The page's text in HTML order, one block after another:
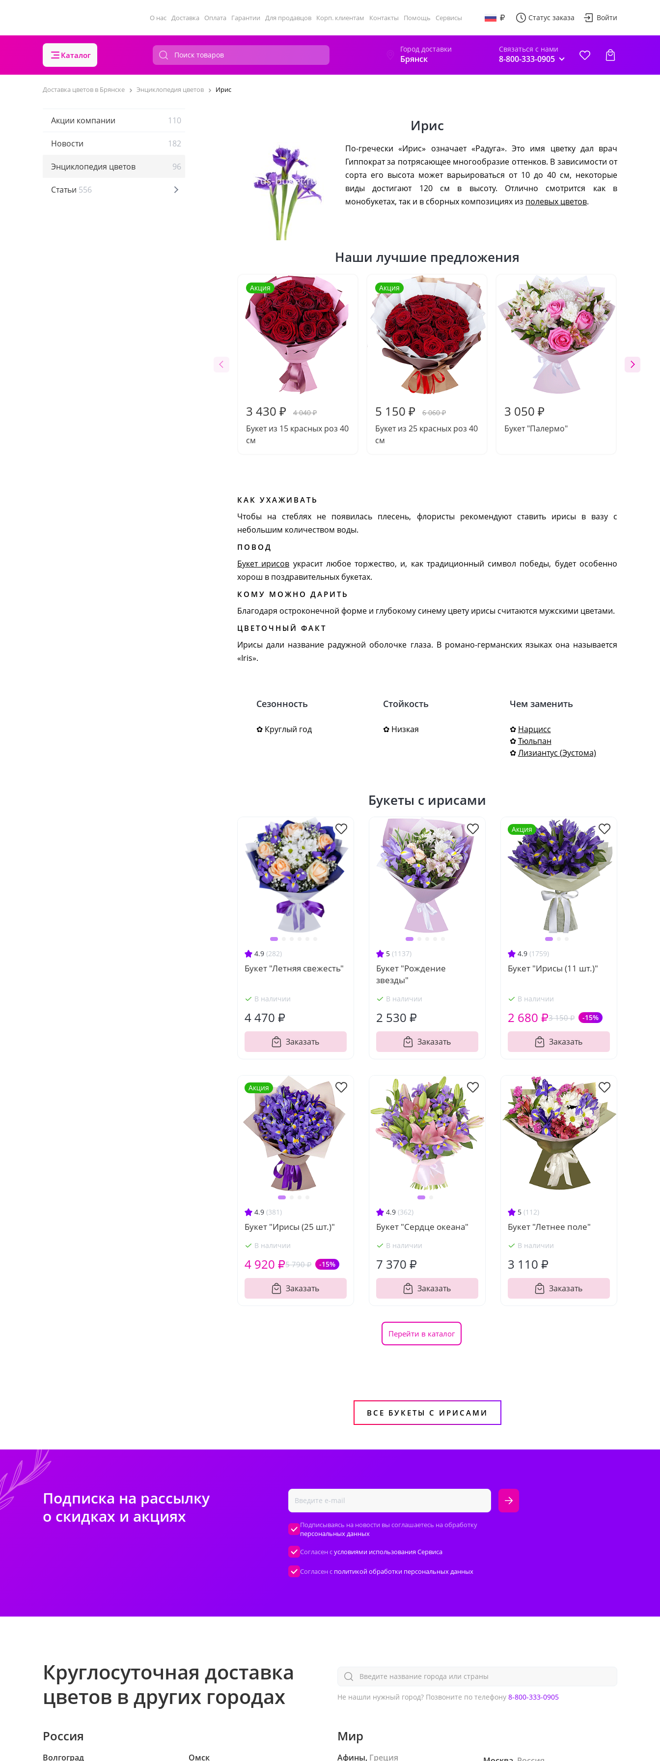
О нас Доставка Оплата Гарантии Для продавцов Корп. клиентам Контакты Помощь Сервисы Статус заказа Войти
Каталог
Город доставки
Брянск
Связаться с нами
8-800-333-0905
Доставка цветов в Брянске Энциклопедия цветов Ирис
Акции компании 110
Новости 182
Энциклопедия цветов 96
Статьи 556
Ирис
По-гречески «Ирис» означает «Радуга». Это имя цветку дал врач
Гиппократ за потрясающее многообразие оттенков. В зависимости от
сорта его высота может варьироваться от 10 до 40 см, некоторые
виды достигают 120 см в высоту. Отлично смотрится как в
монобукетах, так и в сборных композициях из полевых цветов.
Наши лучшие предложения
Акция
3 430 ₽ 4 040 ₽
Букет из 15 красных роз 40
см
Акция
5 150 ₽ 6 060 ₽
Букет из 25 красных роз 40
см
3 050 ₽
Букет "Палермо"
КАК УХАЖИВАТЬ
Чтобы на стеблях не появилась плесень, флористы рекомендуют ставить ирисы в вазу с
небольшим количеством воды.
ПОВОД
Букет ирисов украсит любое торжество, и, как традиционный символ победы, будет особенно
хорош в поздравительных букетах.
КОМУ МОЖНО ДАРИТЬ
Благодаря остроконечной форме и глубокому синему цвету ирисы считаются мужскими цветами.
ЦВЕТОЧНЫЙ ФАКТ
Ирисы дали название радужной оболочке глаза. В романо-германских языках она называется
«Iris».
Сезонность
✿ Круглый год
Стойкость
✿ Низкая
Чем заменить
✿ Нарцисс
✿Тюльпан
✿Лизиантус (Эустома)
Букеты с ирисами
4.9 (282)
Букет "Летняя свежесть"
В наличии
4 470 ₽
Заказать
5 (1137)
Букет "Рождение
звезды"
В наличии
2 530 ₽
Заказать
4.9 (1759)
Букет "Ирисы (11 шт.)"
В наличии
3 150 ₽ -15%
2 680 ₽
Заказать
Акция
4.9 (381)
Букет "Ирисы (25 шт.)"
В наличии
5 790 ₽ -15%
4 920 ₽
Заказать
Акция
4.9 (362)
Букет "Сердце океана"
В наличии
7 370 ₽
Заказать
5 (112)
Букет "Летнее поле"
В наличии
3 110 ₽
Заказать
Перейти в каталог
ВСЕ БУКЕТЫ С ИРИСАМИ
Подписка на рассылку
о скидках и акциях
Подписываясь на новости вы соглашаетесь на обработку
персональных данных
Согласен сусловиями использования Сервиса
Согласен с политикой обработки персональных данных
Круглосуточная доставка
цветов в других городах
Введите название города или страны
Россия
Волгоград Омск
Мир
Афины, Греция
Не нашли нужный город? Позвоните по телефону 8-800-333-0905